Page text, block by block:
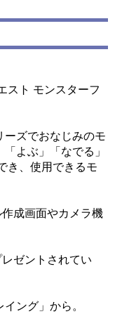
スト モンスターフ
ズでおなじみのモ
よぶ」「なでる」
き、使用できるモ
成画面やカメラ機
ゼントされてい
ング」から。